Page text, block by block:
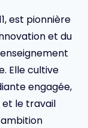
est pionnière
et du
Elle cultive
engagée,
le travail